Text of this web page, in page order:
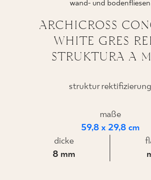
WO ZU KAUFEN
wand- und bodenfliesen
ARCHICROSS
WHITE GRES
STRUKTURA A
struktur rektifizierung
maße
59,8 x 29,8 cm
dicke
8 mm